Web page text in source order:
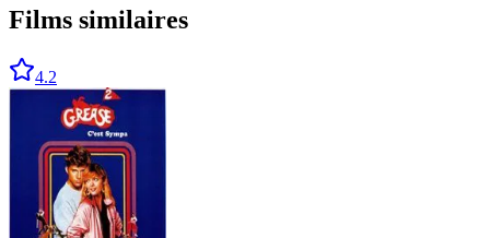
Films similaires
4.2